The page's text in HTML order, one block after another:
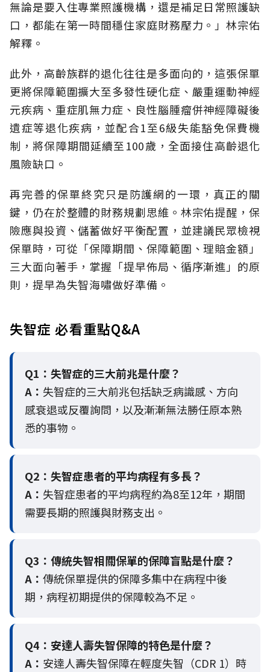
無論是要入住專業照護機構，還是補足日常照護缺
口，都能在第一時間穩住家庭財務壓力。」林宗佑
解釋。
此外，高齡族群的退化往往是多面向的，這張保單
更將保障範圍擴大至多發性硬化症、嚴重運動神經
元疾病、重症肌無力症、良性腦腫瘤併神經障礙後
遺症等退化疾病，並配合1至6級失能豁免保費機
制，將保障期間延續至100歲，全面接住高齡退化
風險缺口。
再完善的保單終究只是防護網的一環，真正的關
鍵，仍在於整體的財務規劃思維。 林宗佑提醒，保
險應與投資、儲蓄做好平衡配置，並建議民眾檢視
保單時，可從「保障期間、保障範圍、理賠金額」
三大面向著手，掌握「提早佈局、循序漸進」的原
則，提早為失智海嘯做好準備。
失智症 必看重點Q&A
Q1：失智症的三大前兆是什麼？
A： 失智症的三大前兆包括缺乏病識感、方向
感衰退或反覆詢問，以及漸漸無法勝任原本熟
悉的事物。
Q2： 失智症患者的平均病程有多長？
A： 失智症患者的平均病程約為8至12年，期間
需要長期的照護與財務支出。
Q3： 傳統失智相關保單的保障盲點是什麼？
A： 傳統保單提供的保障多集中在病程中後
期，病程初期提供的保障較為不足。
Q4： 安達人壽失智保障的特色是什麼？
A： 安達人壽失智保障在輕度失智（CDR 1）時